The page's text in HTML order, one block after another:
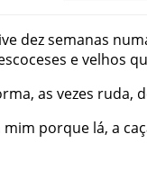
dezsemanas
evelhos
, as vezes ruda,
mim porque lá, a